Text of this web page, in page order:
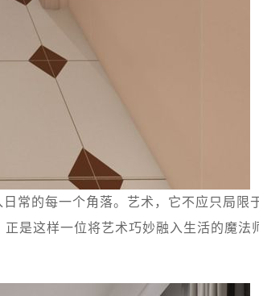
常的每一个角落。艺术，它不应只局限
是这样一位将艺术巧妙融入生活的魔法